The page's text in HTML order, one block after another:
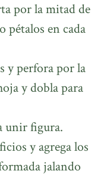
por la mitad de
pétalos en cada
y perfora por la
y dobla para
unir figura.
y agrega los
jalando